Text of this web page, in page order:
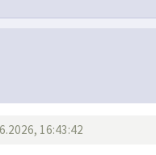
16:43:42